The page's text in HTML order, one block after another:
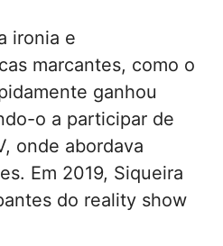
ironia e
marcantes, como o
ganhou
o a participar de
onde abordava
Em 2019, Siqueira
do reality show